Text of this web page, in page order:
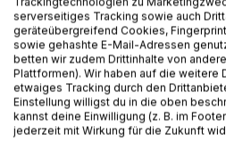
Eigenkapitalanforderung an eine
Höhe des operativen Risikos,
abhängt. Inwieweit es bei den
vorgeschlagenen Ansätzen zur
Risikos und zur Ermittlung der
zutreffend ist, muss noch
Gleichzeitig verlangt die
als gleichberechtigt mit den
serverseitiges Tracking sowie auch
geräteübergreifend Cookies,
sowie gehashte E-Mail-Adressen
betten wir zudem Drittinhalte von
Plattformen). Wir haben auf die weitere
etwaiges Tracking durch den
Einstellung willigst du in die oben
kannst deine Einwilligung (z. B. im
jederzeit mit Wirkung für die Zukunft